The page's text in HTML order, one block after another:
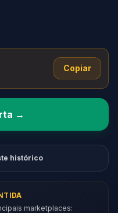
Copiar
→
histórico
marketplaces: